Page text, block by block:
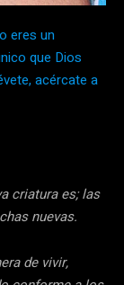
eres un
que Dios
acércate a
criatura es; las
nuevas.
de vivir,